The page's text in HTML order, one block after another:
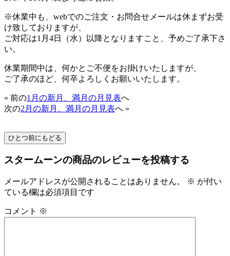
※休業中も、webでのご注文・お問合せメールは休まずお受
け致しておりますが、
ご対応は1月4日（水）以降となりますこと、予めご了承下さ
い。
休業期間中は、何かとご不便をお掛けいたしますが、
ご了承のほど、何卒よろしくお願いいたします。
« 前の1月の新月、満月の月見表へ
次の2月の新月、満月の月見表へ »
スタームーンの商品のレビューを投稿する
メールアドレスが公開されることはありません。 ※ が付い
ている欄は必須項目です
コメント ※